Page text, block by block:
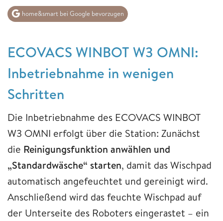
home&smart bei Google bevorzugen
ECOVACS WINBOT W3 OMNI:
Inbetriebnahme in wenigen
Schritten
Die Inbetriebnahme des ECOVACS WINBOT
W3 OMNI erfolgt über die Station: Zunächst
die Reinigungsfunktion anwählen und
„Standardwäsche“ starten, damit das Wischpad
automatisch angefeuchtet und gereinigt wird.
Anschließend wird das feuchte Wischpad auf
der Unterseite des Roboters eingerastet – ein